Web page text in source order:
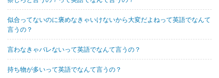
似合ってないのに褒めなきゃいけないから大変だよねって英語でなんて
言うの？
言わなきゃバレないって英語でなんて言うの？
持ち物が多いって英語でなんて言うの？